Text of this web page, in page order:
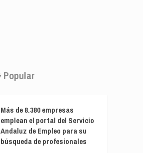
Popular
Más de 8.380 empresas
emplean el portal del Servicio
Andaluz de Empleo para su
búsqueda de profesionales